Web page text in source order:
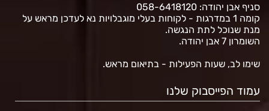
סניף אבן יהודה: 058-6418120
קומה 1 במדרגות - לקוחות בעלי מוגבלויות נא לעדכן מראש על
מנת שנוכל לתת הנגשה.
השומרון 7 אבן יהודה.
שימו לב, שעות הפעילות - בתיאום מראש.
עמוד הפייסבוק שלנו